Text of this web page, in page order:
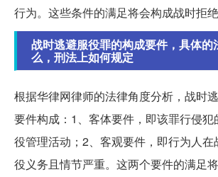
行为。这些条件的满足将会构成战时拒绝
战时逃避服役罪的构成要件，具体的
么，刑法上如何规定
根据华律网律师的法律角度分析，战时
要件构成：1、客体要件，即该罪行侵
役管理活动；2、客观要件，即行为人
役义务且情节严重。这两个要件的满足